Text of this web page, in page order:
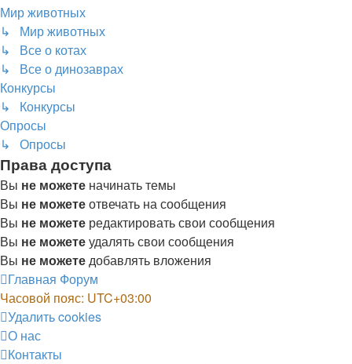
Мир животных
↳ Мир животных
↳ Все о котах
↳ Все о динозаврах
Конкурсы
↳ Конкурсы
Опросы
↳ Опросы
Права доступа
Вы не можете начинать темы
Вы не можетеотвечать на сообщения
Вы не можете редактировать свои сообщения
Вы не можетеудалять свои сообщения
Вы не можетедобавлять вложения
Главная Форум
Часовой пояс: UTC+03:00
Удалить cookies
О нас
Контакты